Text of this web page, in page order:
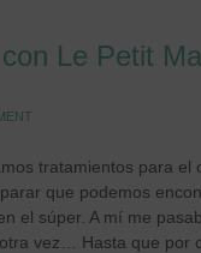
Le Petit
tratamientos para el
que podemos
el súper. A mí me
vez… Hasta que por